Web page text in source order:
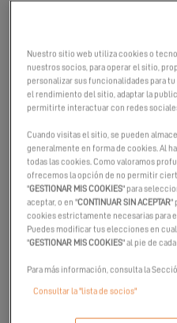
tÚnete a nosotros enCanet en
en nuestro
Nuestros expertos locales
juntos tu proyecto de
Nuestro sitio web utiliza cookies o
nuestros socios, para operar el sitio,
personalizar sus funcionalidades para
el rendimiento del sitio, adaptar la
permitirte interactuar con redes
Cuando visitas el sitio, se pueden
generalmente en forma de cookies. Al
todas las cookies. Como valoramos
ofrecemos la opción de no permitir
"GESTIONAR MIS COOKIES" para
aceptar, o en "CONTINUAR SIN ACEPTAR"
cookies estrictamente necesarias para
Puedes modificar tus elecciones en
"GESTIONAR MIS COOKIES" al pie de
Para más información, consulta la
Consultar la "lista de socios"